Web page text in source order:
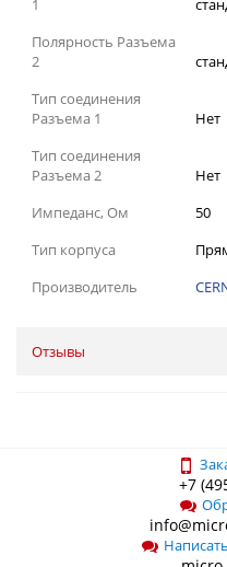
Полярность Разъема
2
Тип соединения
Разъема 1
Нет
Тип соединения
Разъема 2
Нет
Импеданс, Ом
50
Тип корпуса
Производитель
Отзывы
+7